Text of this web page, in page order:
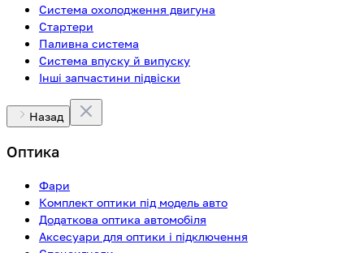
Система охолодження двигуна
Стартери
Паливна система
Система впуску й випуску
Інші запчастини підвіски
Назад
Оптика
Фари
Комплект оптики під модель авто
Додаткова оптика автомобіля
Аксесуари для оптики і підключення